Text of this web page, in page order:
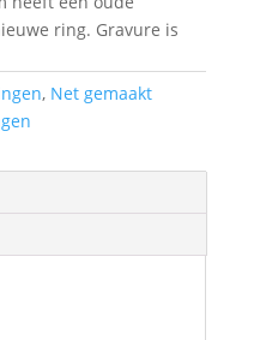
ring. Gravure is
, Net gemaakt